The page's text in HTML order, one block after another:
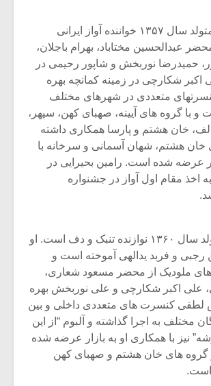
متولد سال ۱۳۵۷ خواننده آواز ایرانی
عبدالحسین مختاباد، بهرام باجلان،
حمیدرضا نوربخش و شاپور رحیمی در
اکبر شکارچی در زمینه کمانچه بهره
متعددی در شهرهای مختلف
و با گروه های آیینه، صهبای کهن، سپهر،
خان هشتم و پارسا همکاری داشته
خان هشتم، شهان آسمانی و سرخانه با
عرضه شده است. رامین بحیرایی در
به اخذ مقام اول آواز در جشنواره
متولد سال ۱۳۶۰ نوازنده تنبک و دف است. او
رجبی و فربد یدالهی آموخته است و
ملودیک از محضر مسعود شعاری،
علی اکبر شکارچی و علی نوربخش بهره
لطفی کنسرت های متعددی داخلی و بین
مختلف به اجرا گذاشته و آلبوم “از این
نیز با همکاری او به بازار عرضه شده
های خان هشتم و صهبای کهن